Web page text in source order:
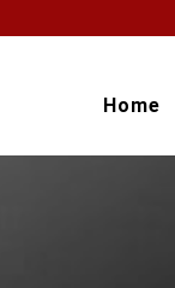
Home